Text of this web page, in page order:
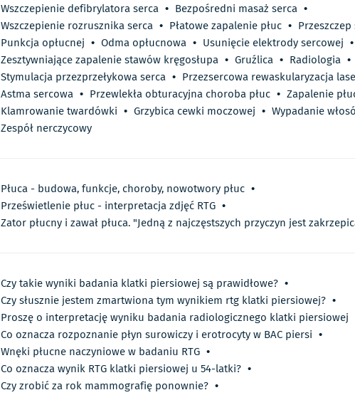
Wszczepienie defibrylatora serca • Bezpośredni masaż serca •
Wszczepienie rozrusznika serca • Płatowe zapalenie płuc •
Punkcja opłucnej • Odma opłucnowa • Usunięcie elektrody sercowej •
Zesztywniające zapalenie stawów kręgosłupa • Gruźlica • Radiologia •
Stymulacja przezprzełykowa serca • Przezsercowa rewaskularyzacja
Astma sercowa • Przewlekła obturacyjna choroba płuc • Zapalenie
Klamrowanie twardówki • Grzybica cewki moczowej • Wypadanie
Zespół nerczycowy
Płuca - budowa, funkcje, choroby, nowotwory płuc •
Prześwietlenie płuc - interpretacja zdjęć RTG •
Zator płucny i zawał płuca. "Jedną z najczęstszych przyczyn jest
Czy takie wyniki badania klatki piersiowej są prawidłowe? •
Czy słusznie jestem zmartwiona tym wynikiem rtg klatki piersiowej? •
Proszę o interpretację wyniku badania radiologicznego klatki piersiowej
Co oznacza rozpoznanie płyn surowiczy i erotrocyty w BAC piersi •
Wnęki płucne naczyniowe w badaniu RTG •
Co oznacza wynik RTG klatki piersiowej u 54-latki? •
Czy zrobić za rok mammografię ponownie? •